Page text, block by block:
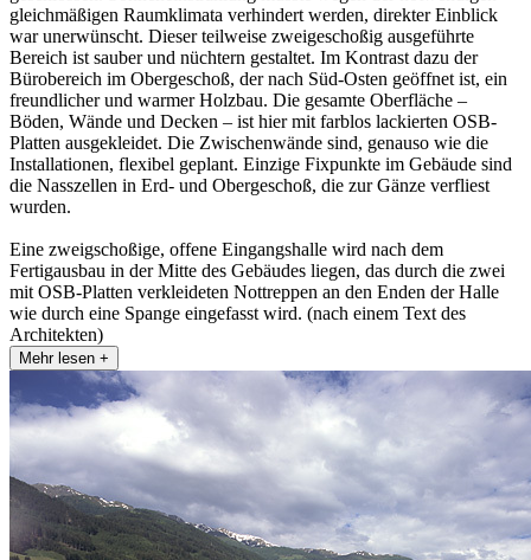
gleichmäßigen Raumklimata verhindert werden, direkter Einblick
war unerwünscht. Dieser teilweise zweigeschoßig ausgeführte
Bereich ist sauber und nüchtern gestaltet. Im Kontrast dazu der
Bürobereich im Obergeschoß, der nach Süd-Osten geöffnet ist, ein
freundlicher und warmer Holzbau. Die gesamte Oberfläche –
Böden, Wände und Decken – ist hier mit farblos lackierten OSB-
Platten ausgekleidet. Die Zwischenwände sind, genauso wie die
Installationen, flexibel geplant. Einzige Fixpunkte im Gebäude sind
die Nasszellen in Erd- und Obergeschoß, die zur Gänze verfliest
wurden.
Eine zweigschoßige, offene Eingangshalle wird nach dem
Fertigausbau in der Mitte des Gebäudes liegen, das durch die zwei
mit OSB-Platten verkleideten Nottreppen an den Enden der Halle
wie durch eine Spange eingefasst wird. (nach einem Text des
Architekten)
Mehr lesen +